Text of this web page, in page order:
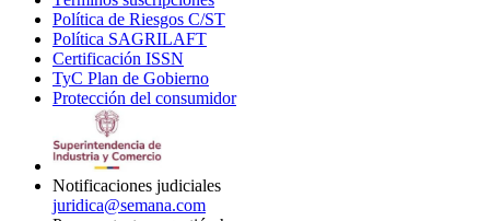
window
in
Política de Riesgos C/ST
Política SAGRILAFT
new
window
Certificación ISSN
in
new
TyC Plan de Gobierno
in
Protección del consumidorOpens
Notificaciones judiciales
juridica@semana.com